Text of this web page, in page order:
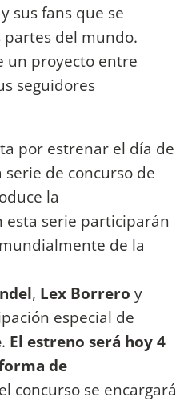
sus fans que se
del mundo.
un proyecto entre
seguidores
por estrenar el día de
serie de concurso de
la
esta serie participarán
de la
, Lex Borrero y
especial de
. El estreno será hoy 4
de
concurso se encargará